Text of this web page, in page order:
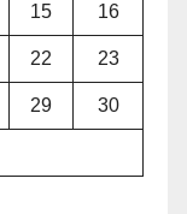
15 16
22 23
29 30